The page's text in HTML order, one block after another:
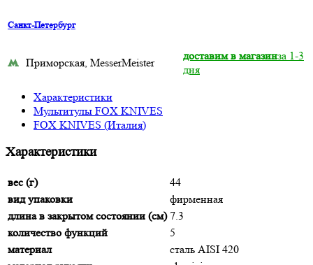
Санкт-Петербург
Приморская, MesserMeister
доставим в магазинза 1-3
дня
Характеристики
Мультитулы FOX KNIVES
FOX KNIVES (Италия)
Характеристики
вес (г)
44
вид упаковки
фирменная
длина в закрытом состоянии (см) 7.3
количество функций
5
материал
сталь AISI 420